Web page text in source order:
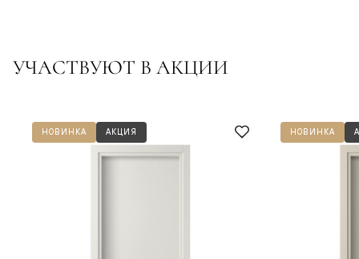
УЧАСТВУЮТ В АКЦИИ
НОВИНКА АКЦИЯ НОВИНКА